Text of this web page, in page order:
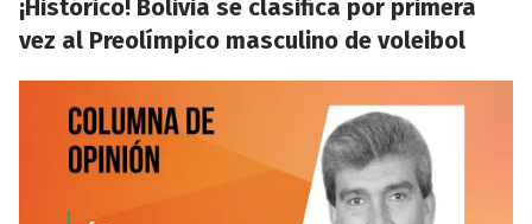
¡Histórico! Bolivia se clasifica por primera
vez al Preolímpico masculino de voleibol